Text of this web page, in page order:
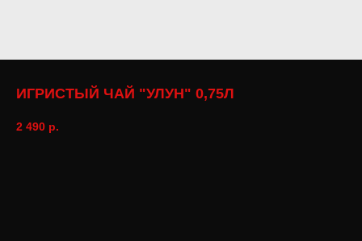
ИГРИСТЫЙ ЧАЙ "УЛУН" 0,75Л
2 490 р.